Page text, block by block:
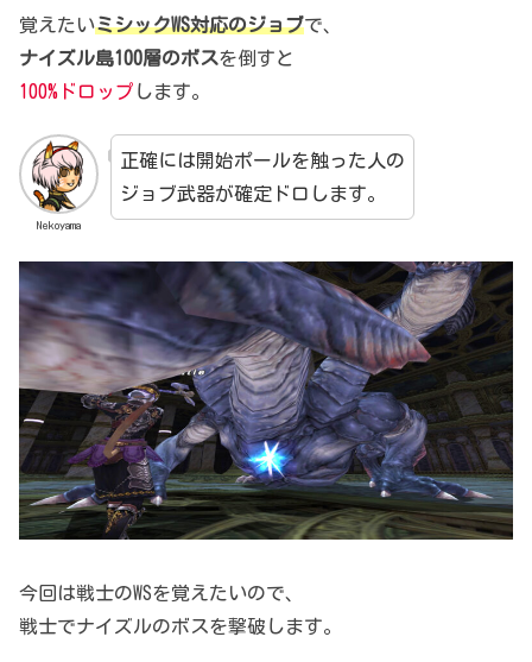
覚えたいミシックWS対応のジョブで、
ナイズル島100層のボスを倒すと
100%ドロップ します。
Nekoyama
正確には開始ポールを触った人の
ジョブ武器が確定ドロします。
今回は戦士のWSを覚えたいので、
戦士でナイズルのボスを撃破します。